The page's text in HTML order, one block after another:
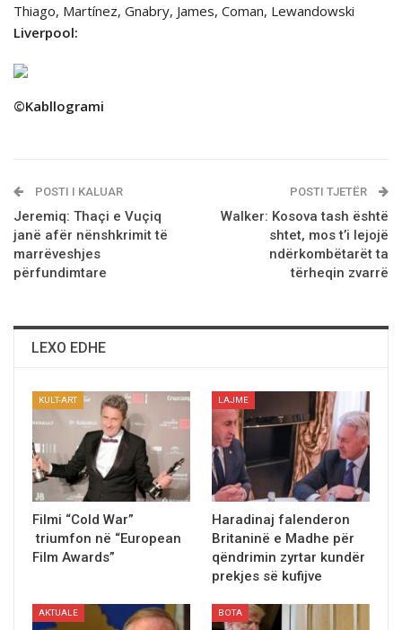
Thiago, Martínez, Gnabry, James, Coman, Lewandowski
Liverpool:
©Kabllogrami
POSTI I KALUAR
Jeremiq: Thaçi e Vuçiq
janë afër nënshkrimit të
marrëveshjes
përfundimtare
POSTI TJETËR
Walker: Kosova tash është
shtet, mos t’i lejojë
ndërkombëtarët ta
tërheqin zvarrë
LEXO EDHE
KULT-ART
Filmi “Cold War”
triumfon në “European
Film Awards”
LAJME
Haradinaj falenderon
Britaninë e Madhe për
qëndrimin zyrtar kundër
prekjes së kufijve
AKTUALE BOTA